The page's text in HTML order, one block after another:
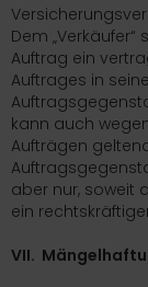
Dem
Auftrag ein
Auftrages in
kann auch
Aufträgen
aber nur, soweit
ein
VII.